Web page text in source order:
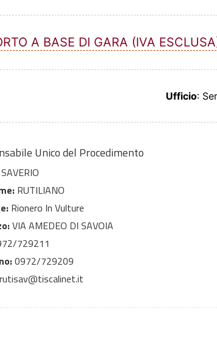
A BASE DI GARA (IVA
Ufficio:
Unico del Procedimento
SAVERIO
RUTILIANO
Rionero In Vulture
VIA AMEDEO DI SAVOIA
729211
0972/729209
rutisav@tiscalinet.it